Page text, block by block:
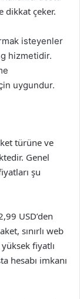
dikkat çeker.
isteyenler
hizmetidir.
uygundur.
türüne ve
Genel
şu
USD’den
sınırlı web
fiyatlı
hesabı imkanı